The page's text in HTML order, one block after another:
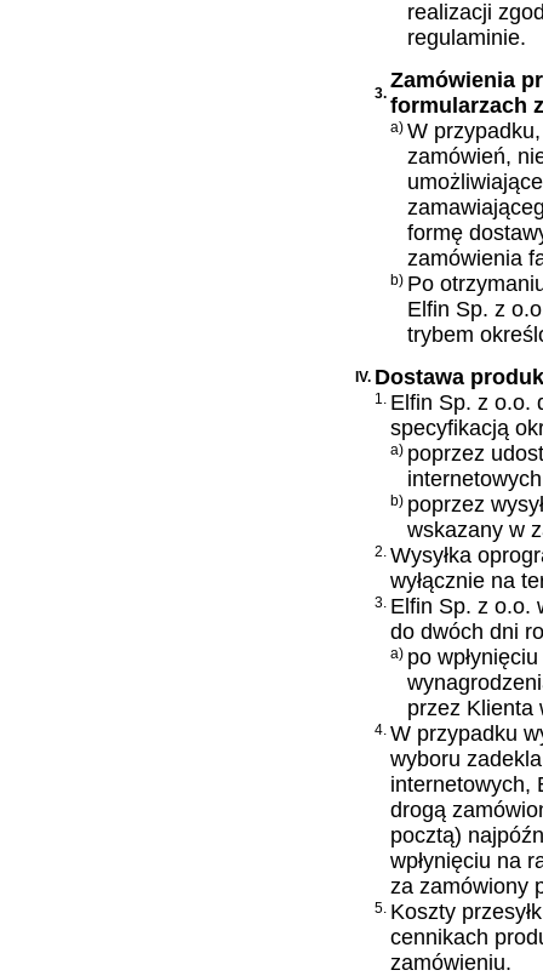
realizacji
regulaminie.
3.
Zamówienia
formularzach
a)W
zamówień,
formę
zamówienia
b) Po
Elfin Sp. z
trybem
IV. Dostawa
1. Elfin Sp. z o.o.
specyfikacją
a) poprzez
b) poprzez
wskazany w
2.Wysyłka
wyłącznie na
3. Elfin Sp. z o.o.
do dwóch dni
a) po
przez Klienta
4.W przypadku
wyboru
internetowych,
drogą
pocztą)
wpłynięciu na
za zamówiony
5. Koszty
cennikach
zamówieniu.